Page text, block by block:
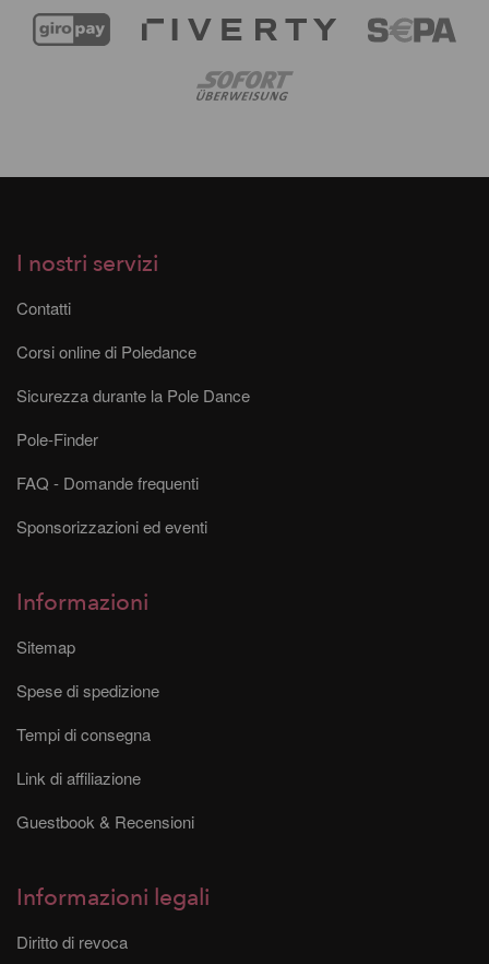
I nostri servizi
Contatti
Corsi online di Poledance
Sicurezza durante la Pole Dance
Pole-Finder
FAQ - Domande frequenti
Sponsorizzazioni ed eventi
Informazioni
Sitemap
Spese di spedizione
Tempi di consegna
Link di affiliazione
Guestbook & Recensioni
Informazioni legali
Diritto di revoca